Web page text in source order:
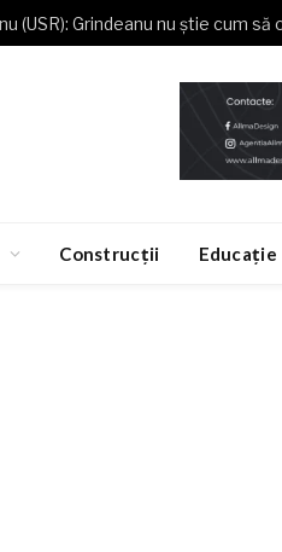
Construcții Educație